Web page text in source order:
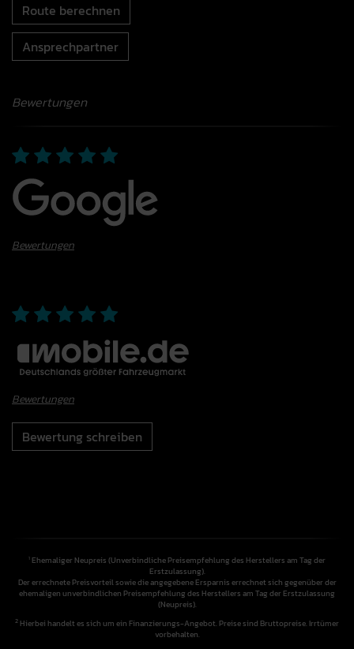
Route berechnen
Ansprechpartner
Bewertungen
Bewertungen
Bewertungen
Bewertung schreiben
1 Ehemaliger Neupreis (Unverbindliche Preisempfehlung des Herstellers am Tag der
Erstzulassung).
Der errechnete Preisvorteil sowie die angegebene Ersparnis errechnet sich gegenüber der
ehemaligen unverbindlichen Preisempfehlung des Herstellers am Tag der Erstzulassung
(Neupreis).
2Hierbei handelt es sich um ein Finanzierungs-Angebot. Preise sind Bruttopreise. Irrtümer
vorbehalten.